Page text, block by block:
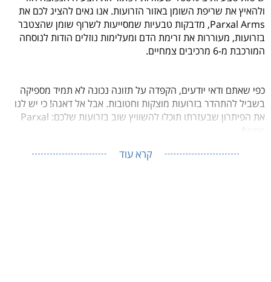
ולהאיץ את שריפת השומן באזור הזרועות. אנו גאים להציג לכם את
Parxal Arms, מדבקות טבעיות שמסייעות לשרוף שומן שהצטבר
בזרועות, מעוררות את זרימת הדם ומעלימות נוזלים הודות לנוסחה
המורכבת מ-6 מרכיבים צמחיים.
כפי שאתם ודאי יודעים, הקפדה על תזונה נכונה לא תמיד מספיקה
בשביל להתהדר בזרועות מוצקות וחטובות. אבל אל דאגה! כי יש לנו
את הפיתרון שבעזרתו תוכלו להשוויץ שוב בזרועות שלכם: Parxal
Arms.
קרא עוד